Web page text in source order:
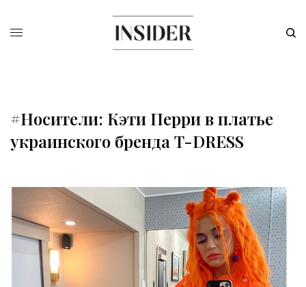
#Носители: Кэти Перри в платье
украинского бренда T-DRESS